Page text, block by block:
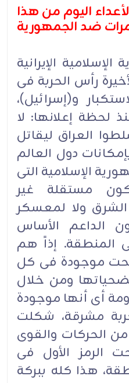
الیوم من هذا
ضد الجمهوریة
الإیرانیة
رأس الحربة فی
و(إسرائیل)،
لحظة إعلانها: لا
العراق لیقاتل
دول العالم
الإسلامیة التی
مستقلة غیر
ولا لمعسکر
الداعم الأساس
المنطقة. إذاً هم
موجودة فی کل
ومن خلال
أی أنها موجودة
مشرقة، شکلت
من الحرکات والقوى
الرمز الأول فی
هذا کله ببرکة